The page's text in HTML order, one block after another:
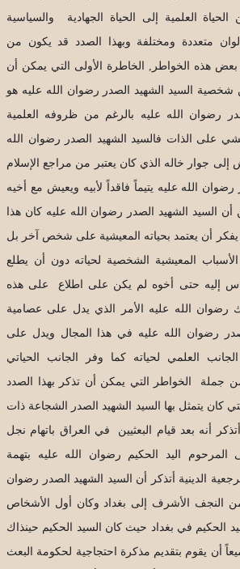
العلمية إلى الحياة الجهادية والسياسية
متعددة ومختلفة وبهذا الصدد قد يكون من
هذه الخواطر, الخاطرة الأولى التي يمكن أن
شخصية السيد الشهيد الصدر رضوان الله عليه هو
رضوان الله عليه بالرغم من ظروفه العلمية
على الذات فالسيد الشهيد الصدر رضوان الله
إلى جوار خاله الذي كان يعتبر من مراجع الإسلام
الله عليه يتيماً فاقداً لأبيه ويعيش مع أخيه
أن السيد الشهيد الصدر رضوان الله عليه كان هذا
أن يعتمد بحياته المعيشية على شخص آخر بل
المعيشية الشخصية لحياته دون أن يطلع
إليه حتى أخوه لم يكن على اطلاع على هذه
رضوان الله عليه الأمر الذي يدل على عصامية
رضوان الله عليه في هذا المجال ويدل على
العلمي لحياته كما وفر الجانب الحياتي
جملة الخواطر التي يمكن أن تذكر بهذا الصدد
كان يتمثل بها السيد الشهيد الصدر الشجاعة ذات
أنه بعد قيام البعثيين في العراق باتهام نجل
المرحوم اليد الحكيم رضوان الله عليه بتهمة
الدينية أتذكر أن السيد الشهيد الصدر رضوان
من النجف الأشرف إلى بغداد وكان أول الأشخاص
الحكيم في بغداد حيث كان السيد الحكيم حينذاك
أن يقوم بتقديم مذكرة احتجاجية لحكومة البعث